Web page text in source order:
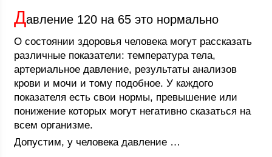
Давление 120 на 65 это нормально
О состоянии здоровья человека могут рассказать
различные показатели: температура тела,
артериальное давление, результаты анализов
крови и мочи и тому подобное. У каждого
показателя есть свои нормы, превышение или
понижение которых могут негативно сказаться на
всем организме.
Допустим, у человека давление …